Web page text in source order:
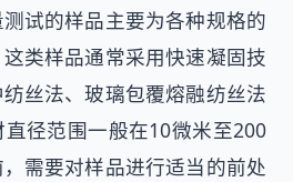
试的样品主要为各种规格的
类样品通常采用快速凝固技
丝法、玻璃包覆熔融纺丝法
径范围一般在10微米至200
需要对样品进行适当的前处